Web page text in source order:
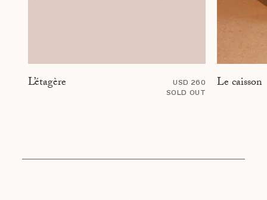
L’étagère
USD 260
SOLD OUT
Le caisson